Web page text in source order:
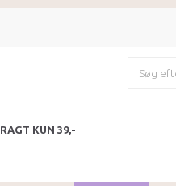
KUN 39,-